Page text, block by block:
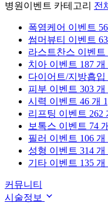
병원이벤트 카테고리 전
폭염케어 이벤트
썸머뷰티 이벤트
라스트찬스 이벤트
치아 이벤트 187 개
다이어트/지방흡입
피부 이벤트 303 개
시력 이벤트 46 개
리프팅 이벤트 262
보톡스 이벤트 74 개
필러 이벤트 106 개
성형 이벤트 314 개
기타 이벤트 135 개
커뮤니티
시술정보